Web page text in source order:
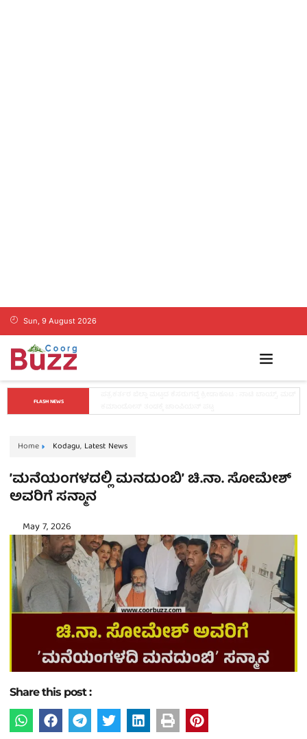
Sun, 9 August 2026
FLASH NEWS
Home Kodagu, Latest News
ʼಮನೆಯಂಗಳದಲ್ಲಿ ಮನದುಂಬಿʼ ಚಿ.ನಾ. ಸೋಮೇಶ್‌
ಅವರಿಗೆ ಸನ್ಮಾನ
May 7, 2026
Share this post :